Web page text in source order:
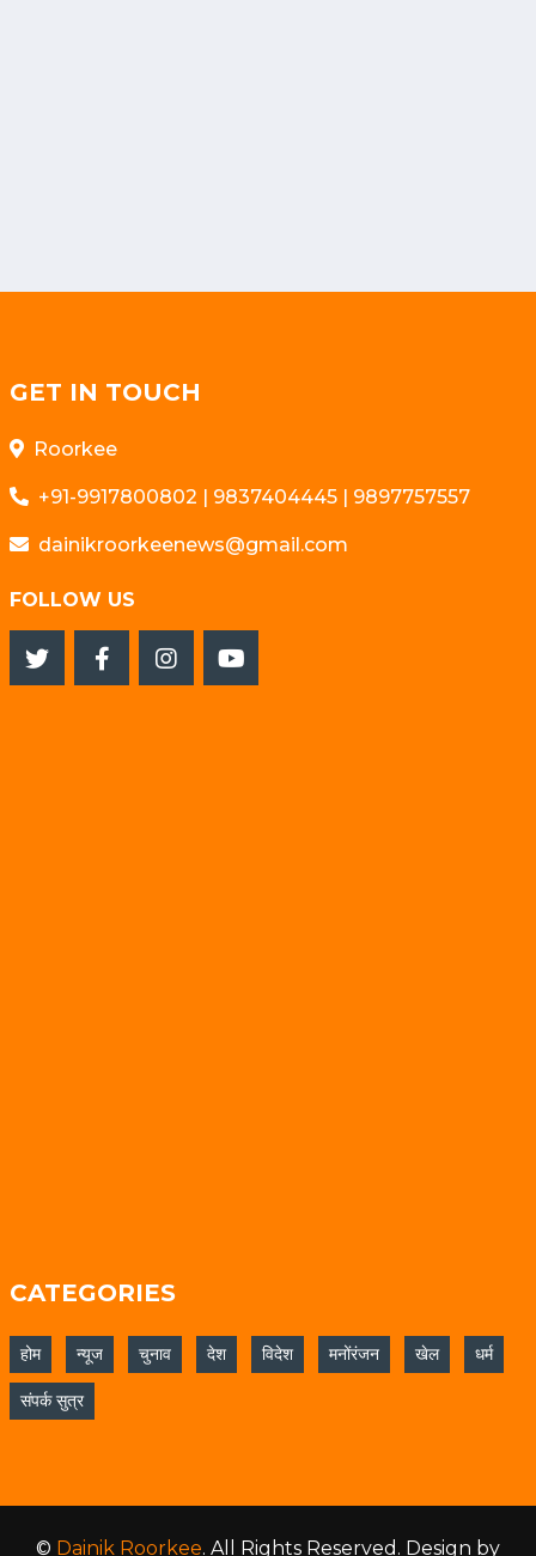
GET IN TOUCH
Roorkee
+91-9917800802 | 9837404445 | 9897757557
dainikroorkeenews@gmail.com
FOLLOW US
CATEGORIES
होम न्यूज चुनाव देश विदेश मनोंरंजन खेल धर्म
संपर्क सुत्र
© Dainik Roorkee. All Rights Reserved. Design by